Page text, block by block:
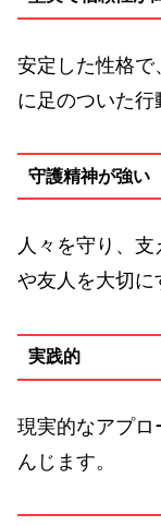
安定した性格
に足のついた行
守護精神が強い
人々を守り、
や友人を大切に
実践的
現実的なアプロ
んじます。